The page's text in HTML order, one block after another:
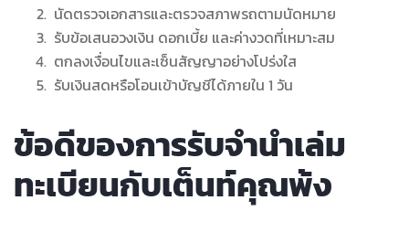
นัดตรวจเอกสารและตรวจสภาพรถตามนัดหมาย
รับข้อเสนอวงเงิน ดอกเบี้ย และค่างวดที่เหมาะสม
ตกลงเงื่อนไขและเซ็นสัญญาอย่างโปร่งใส
รับเงินสดหรือโอนเข้าบัญชีได้ภายใน 1 วัน
ข้อดีของการรับจำนำเล่ม
ทะเบียนกับเต็นท์คุณพ้ง